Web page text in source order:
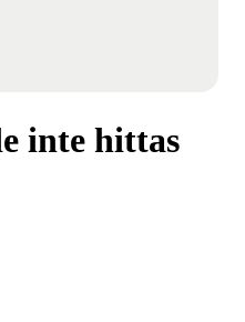
inte hittas